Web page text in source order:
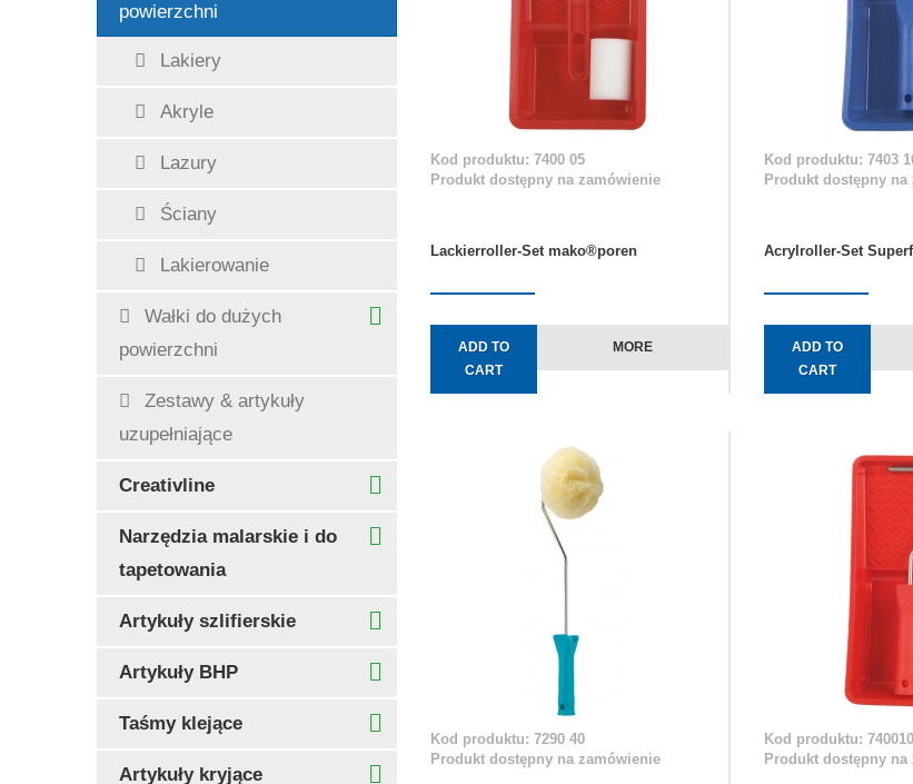
powierzchni
Lakiery
Akryle
Lazury
Ściany
Lakierowanie
Wałki do dużych
powierzchni
Zestawy & artykuły
uzupełniające
Creativline
Narzędzia malarskie i do
tapetowania
Artykuły szlifierskie
Artykuły BHP
Taśmy klejące
Artykuły kryjące
Kod produktu: 7400 05
Produkt dostępny na zamówienie
Lackierroller-Set mako®poren
ADD TO
CART
MORE
Kod produktu: 7403
Produkt dostępny na
Acrylroller-Set
ADD TO
CART
Kod produktu: 7290 40
Produkt dostępny na zamówienie
Kod produktu: 740010
Produkt dostępny na